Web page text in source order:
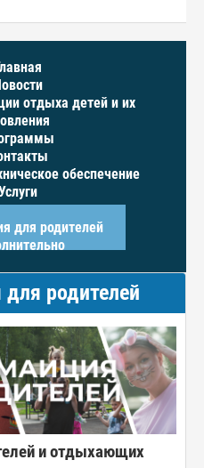
отдыха детей и их
обеспечение
среда
для родителей
родителей
и отдыхающих